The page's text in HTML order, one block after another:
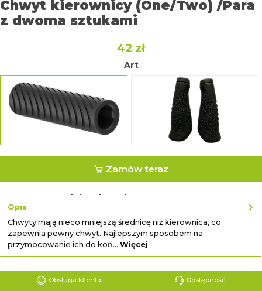
Chwyt kierownicy (One/Two) /Para
z dwoma sztukami
42 zł
Art
normal ergonomisch
Zamów teraz
lub zakup ekspresowy z ↓
Opis
Chwyty mają nieco mniejszą średnicę niż kierownica, co
zapewnia pewny chwyt. Najlepszym sposobem na
przymocowanie ich do koń… Więcej
Obsługa klienta Dostępność